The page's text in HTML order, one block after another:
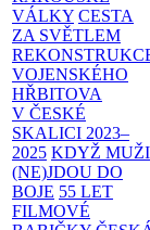
VÁLKY CESTA
ZA SVĚTLEM
VOJENSKÉHO
HŘBITOVA
V ČESKÉ
SKALICI 2023–
2025 KDYŽ MUŽI
(NE)JDOU DO
BOJE 55 LET
FILMOVÉ